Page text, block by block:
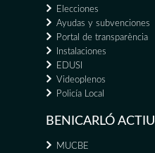
Elecciones
Ayudas y subvenciones
Portal de transparència
Instalaciones
EDUSI
Videoplenos
Policía Local
BENICARLÓ ACTIU
MUCBE